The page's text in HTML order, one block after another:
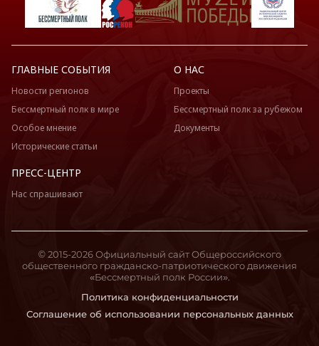
ГЛАВНЫЕ СОБЫТИЯ
Новости регионов
Бессмертный полк в мире
Особое мнение
Исторические статьи
О НАС
Проекты
Бессмертный полк за рубежом
Документы
ПРЕСС-ЦЕНТР
Нас спрашивают
Политика конфиденциальности
Соглашение об использовании персональных данных
© 2015-2026 Официальный сайт Общероссийского
общественного гражданско-патриотического движения
«Бессмертный полк России».